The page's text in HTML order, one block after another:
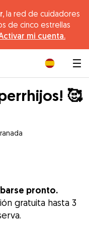
la red de cuidadores
de cinco estrellas
mi cuenta.
🥰
pronto.
gratuita hasta 3